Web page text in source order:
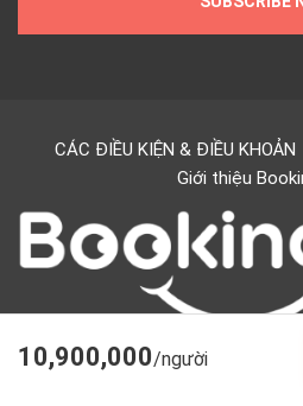
10,900,000/người
CÁC ĐIỀU KIỆN & ĐIỀU KHOẢN
Giới thiệu
Copyright © 2024 BookingTour.